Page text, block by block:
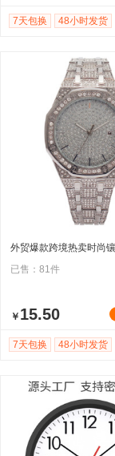
7天包换 48小时发货
已售：81件
￥ 15.50
7天包换 48小时发货